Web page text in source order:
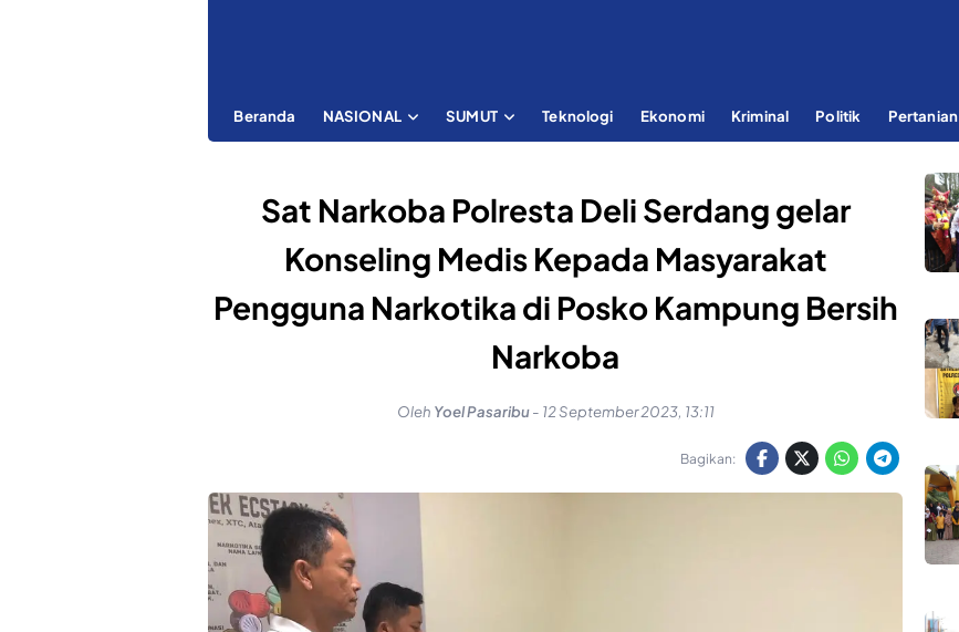
Beranda NASIONAL SUMUT Teknologi Ekonomi Kriminal Politik Pertanian
Sat Narkoba Polresta Deli Serdang gelar
Konseling Medis Kepada Masyarakat
Pengguna Narkotika di Posko Kampung Bersih
Narkoba
Oleh Yoel Pasaribu - 12 September 2023, 13:11
Bagikan: